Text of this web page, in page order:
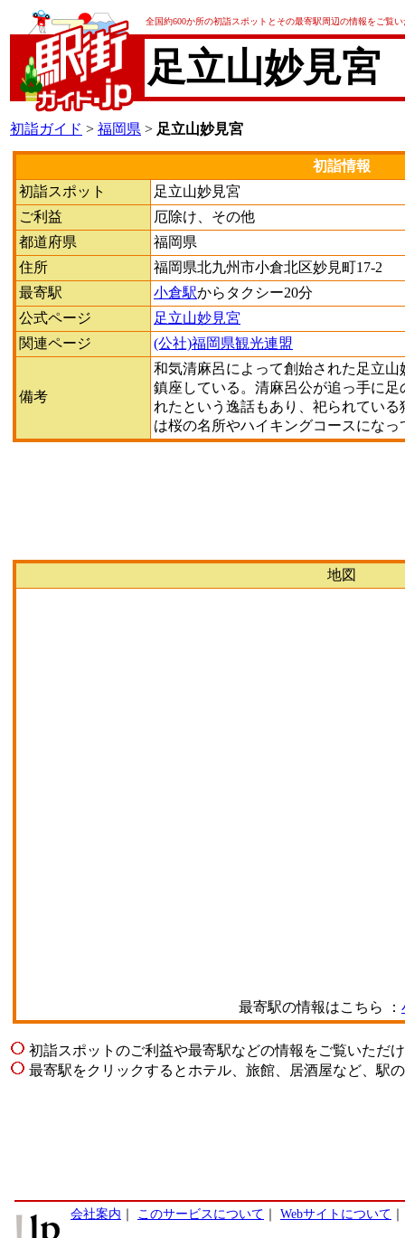
全国約600か所の初詣スポットとその最寄駅周辺の情報をご覧
足立山妙見宮
初詣ガイド > 福岡県 > 足立山妙見宮
初詣情報
初詣スポット
足立山妙見宮
ご利益
厄除け、その他
都道府県
福岡県
住所
福岡県北九州市小倉北区妙見町17-2
最寄駅
小倉駅からタクシー20分
公式ページ
足立山妙見宮
関連ページ
(公社)福岡県観光連盟
備考
和気清麻呂によって創始された足立
鎮座している。清麻呂公が追っ手に
れたという逸話もあり、祀られてい
は桜の名所やハイキングコースになっ
地図
最寄駅の情報はこちら ：
初詣スポットのご利益や最寄駅などの情報をご覧いただ
最寄駅をクリックするとホテル、旅館、居酒屋など、駅
会社案内 このサービスについて Webサイトについて